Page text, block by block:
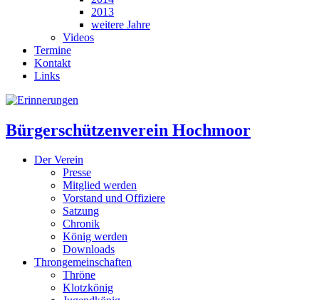
2013
weitere Jahre
Videos
Termine
Kontakt
Links
Bürgerschützenverein Hochmoor
Der Verein
Presse
Mitglied werden
Vorstand und Offiziere
Satzung
Chronik
König werden
Downloads
Throngemeinschaften
Thröne
Klotzkönig